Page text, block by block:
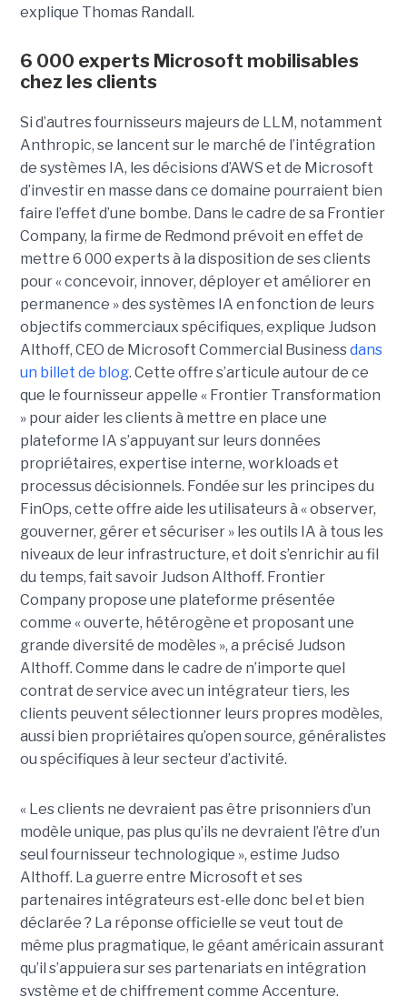
explique Thomas Randall.
6 000 experts Microsoft mobilisables
chez les clients
Si d’autres fournisseurs majeurs de LLM, notamment
Anthropic, se lancent sur le marché de l’intégration
de systèmes IA, les décisions d’AWS et de Microsoft
d’investir en masse dans ce domaine pourraient bien
faire l’effet d’une bombe. Dans le cadre de sa Frontier
Company, la firme de Redmond prévoit en effet de
mettre 6 000 experts à la disposition de ses clients
pour « concevoir, innover, déployer et améliorer en
permanence » des systèmes IA en fonction de leurs
objectifs commerciaux spécifiques, explique Judson
Althoff, CEO de Microsoft Commercial Businessdans
un billet de blog. Cette offre s’articule autour de ce
que le fournisseur appelle « Frontier Transformation
» pour aider les clients à mettre en place une
plateforme IA s’appuyant sur leurs données
propriétaires, expertise interne, workloads et
processus décisionnels. Fondée sur les principes du
FinOps, cette offre aide les utilisateurs à « observer,
gouverner, gérer et sécuriser » les outils IA à tous les
niveaux de leur infrastructure, et doit s’enrichir au fil
du temps, fait savoir Judson Althoff. Frontier
Company propose une plateforme présentée
comme « ouverte, hétérogène et proposant une
grande diversité de modèles », a précisé Judson
Althoff. Comme dans le cadre de n’importe quel
contrat de service avec un intégrateur tiers, les
clients peuvent sélectionner leurs propres modèles,
aussi bien propriétaires qu’open source, généralistes
ou spécifiques à leur secteur d’activité.
« Les clients ne devraient pas être prisonniers d’un
modèle unique, pas plus qu’ils ne devraient l’être d’un
seul fournisseur technologique », estime Judso
Althoff. La guerre entre Microsoft et ses
partenaires intégrateurs est-elle donc bel et bien
déclarée ? La réponse officielle se veut tout de
même plus pragmatique, le géant américain assurant
qu’il s’appuiera sur ses partenariats en intégration
système et de chiffrement comme Accenture,